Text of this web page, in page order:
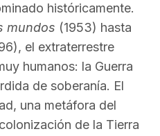
históricamente.
mundos (1953) hasta
el extraterrestre
humanos: la Guerra
de soberanía. El
una metáfora del
de la Tierra